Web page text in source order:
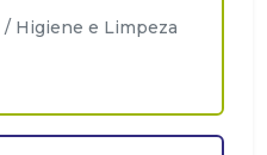
Higiene e Limpeza